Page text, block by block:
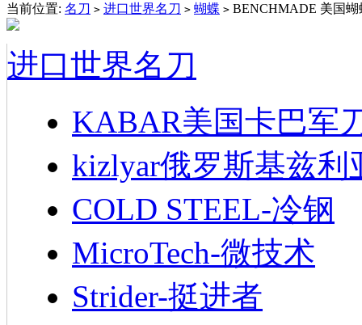
当前位置: 名刀 > 进口世界名刀 > 蝴蝶 > BENCHMADE 美国
进口世界名刀
KABAR美国卡巴军
kizlyar俄罗斯基兹利
COLD STEEL-冷钢
MicroTech-微技术
Strider-挺进者